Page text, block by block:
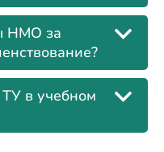
НМО за
в учебном